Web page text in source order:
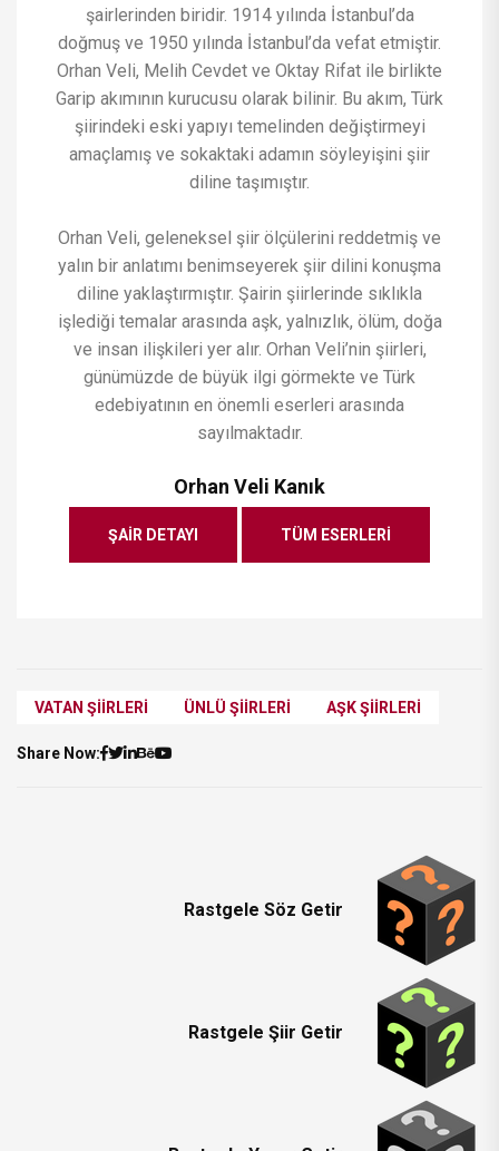
şairlerinden biridir. 1914 yılında İstanbul’da
doğmuş ve 1950 yılında İstanbul’da vefat etmiştir.
Orhan Veli, Melih Cevdet ve Oktay Rifat ile birlikte
Garip akımının kurucusu olarak bilinir. Bu akım, Türk
şiirindeki eski yapıyı temelinden değiştirmeyi
amaçlamış ve sokaktaki adamın söyleyişini şiir
diline taşımıştır.
Orhan Veli, geleneksel şiir ölçülerini reddetmiş ve
yalın bir anlatımı benimseyerek şiir dilini konuşma
diline yaklaştırmıştır. Şairin şiirlerinde sıklıkla
işlediği temalar arasında aşk, yalnızlık, ölüm, doğa
ve insan ilişkileri yer alır. Orhan Veli’nin şiirleri,
günümüzde de büyük ilgi görmekte ve Türk
edebiyatının en önemli eserleri arasında
sayılmaktadır.
Orhan Veli Kanık
ŞAIR DETAYI TÜM ESERLERI
VATAN ŞIIRLERI ÜNLÜ ŞIIRLERI AŞK ŞIIRLERI
Share Now:
Rastgele Söz Getir
Rastgele Şiir Getir